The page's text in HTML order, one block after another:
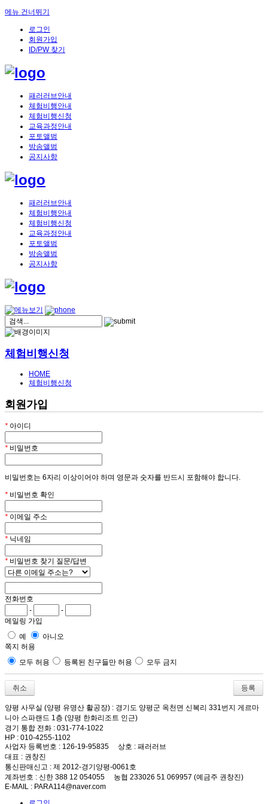
메뉴 건너뛰기
로그인
회원가입
ID/PW 찾기
패러러브안내
체험비행안내
체험비행신청
교육과정안내
포토앨범
방송앨범
공지사항
패러러브안내
체험비행안내
체험비행신청
교육과정안내
포토앨범
방송앨범
공지사항
체험비행신청
HOME
체험비행신청
회원가입
* 아이디
* 비밀번호
비밀번호는 6자리 이상이어야 하며 영문과 숫자를 반드시 포함해야 합니다.
* 비밀번호 확인
* 이메일 주소
* 닉네임
* 비밀번호 찾기 질문/답변
전화번호
-
-
메일링 가입
예
아니오
쪽지 허용
모두 허용
등록된 친구들만 허용 모두 금지
취소
양평 사무실 (양평 유명산 활공장) : 경기도 양평군 옥천면 신복리 331번지 게르마
니아 스파랜드 1층 (양평 한화리조트 인근)
경기 통합 전화 : 031-774-1022
HP : 010-4255-1102
사업자 등록번호 : 126-19-95835 상호 : 패러러브
대표 : 권창진
통신판매신고 : 제 2012-경기양평-0061호
계좌번호 : 신한 388 12 054055 농협 233026 51 069957 (예금주 권창진)
E-MAIL : PARA114@naver.com